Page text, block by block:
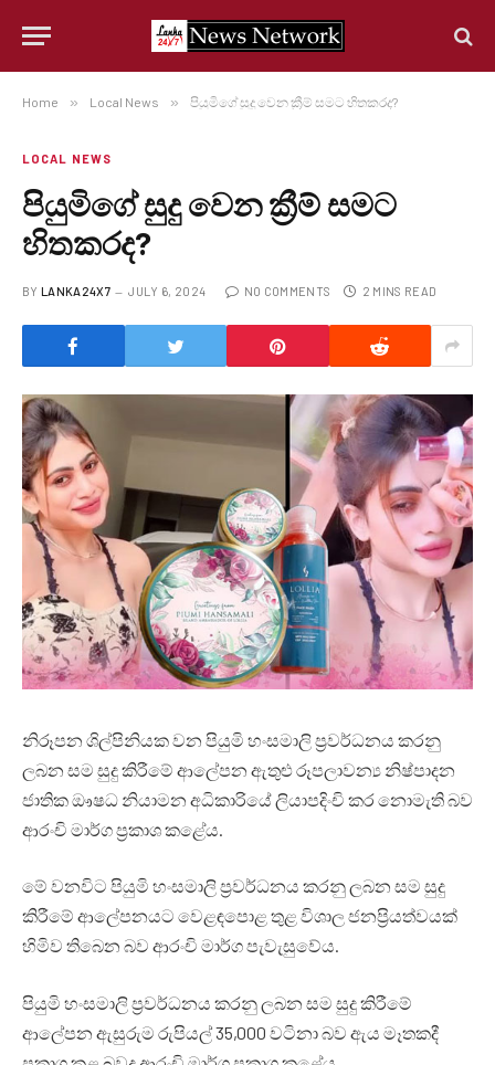
Home » Local News » පියුමිගේ සුදු වෙන ක්‍රීම් සමට හිතකරද?
LOCAL NEWS
පියුමිගේ සුදු වෙන ක්‍රීම් සමට
හිතකරද?
BY LANKA24X7 JULY 6, 2024 NO COMMENTS 2 MINS READ
නිරූපන ශිල්පිනියක වන පියුමි හංසමාලි ප්‍රවර්ධනය කරනු
ලබන සම සුදු කිරීමේ ආලේපන ඇතුළු රූපලාවන්‍ය නිෂ්පාදන
ජාතික ඖෂධ නියාමන අධිකාරියේ ලියාපදිංචි කර නොමැති බව
ආරංචි මාර්ග ප්‍රකාශ කළේය.
මේ වනවිට පියුමි හංසමාලි ප්‍රවර්ධනය කරනු ලබන සම සුදු
කිරීමේ ආලේපනයට වෙළඳපොළ තුළ විශාල ජනප්‍රියත්වයක්
හිමිව තිබෙන බව ආරංචි මාර්ග පැවැසුවේය.
පියුමි හංසමාලි ප්‍රවර්ධනය කරනු ලබන සම සුදු කිරීමේ
ආලේපන ඇසුරුම රුපියල් 35,000 වටිනා බව ඇය මෑතකදී